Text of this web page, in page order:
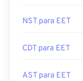
NST para EET
CDT para EET
AST para EET